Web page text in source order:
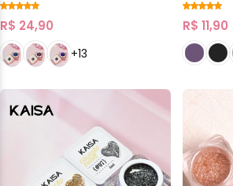
R$ 24,90
+13
R$ 11,90